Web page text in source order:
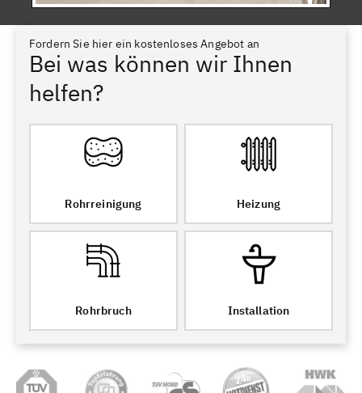
Fordern Sie hier ein kostenloses Angebot an
Bei was können wir Ihnen
helfen?
Rohrreinigung Heizung
Rohrbruch Installation